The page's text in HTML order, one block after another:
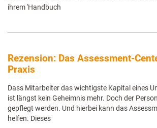
ihrem 'Handbuch
Rezension: Das Assessment-
Praxis
Dass Mitarbeiter das wichtigste Kapital eines
ist längst kein Geheimnis mehr. Doch der
gepflegt werden. Und hierbei kann das
helfen. Dieses